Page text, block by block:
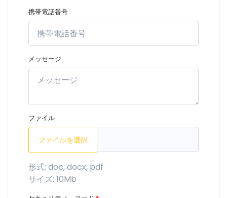
携帯電話番号
メッセージ
ファイル
ファイルを選択
形式: doc, docx, pdf
サイズ: 10Mb